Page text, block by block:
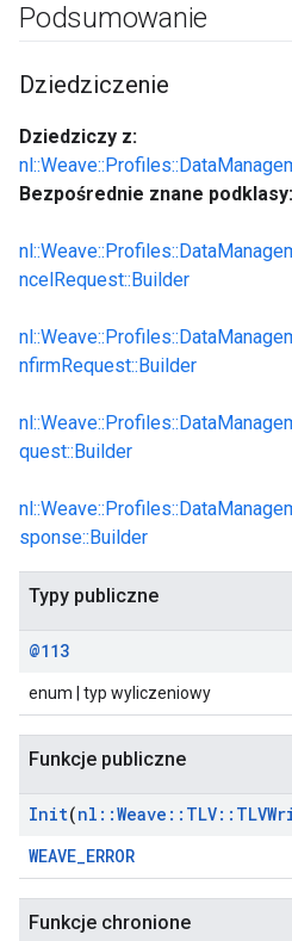
Podsumowanie
Dziedziczenie
Dziedziczy z:
Bezpośrednie znane podklasy:
ncelRequest::Builder
nfirmRequest::Builder
quest::Builder
sponse::Builder
Typy publiczne
@113
enum | typ wyliczeniowy
Funkcje publiczne
Init(nl ::Weave :: TLV::
WEAVE_ERROR
Funkcje chronione